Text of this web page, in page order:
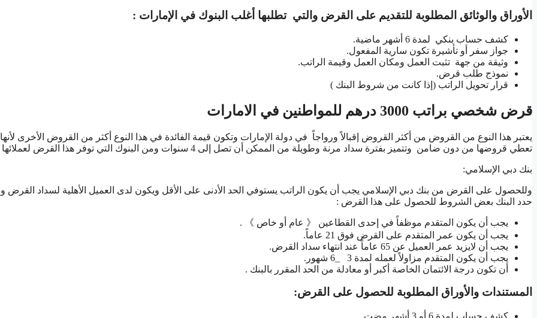
الأوراق والوثائق المطلوبة للتقديم على القرض والتي تطلبها أغلب البنوك في الإمارات :
كشف حساب بنكي لمدة 6 أشهر ماضية.
جواز سفر أو تأشيرة تكون سارية المفعول.
وثيقة من جهة تثبت العمل ومكان العمل وقيمة الراتب.
نموذج طلب قرض.
قرار تحويل الراتب (إذا كانت من شروط البنك )
قرض شخصي براتب 3000 درهم للمواطنين في الامارات
يعتبر هذا النوع من القروض من أكثر القروض إقبالاً ورواجاً في دولة الإمارات وتكون قيمة الفائدة في هذا النوع أكثر من القروض الأخرى لأنها
تعطي قروضها من دون ضامن وتتميز بفترة سداد مرنة وطويلة من الممكن أن تصل إلى 4 سنوات ومن البنوك التي توفر هذا القرض لعملائها :
بنك دبي الإسلامي:
وللحصول على القرض من بنك دبي الإسلامي يجب أن يكون الراتب يستوفي الحد الأدنى على الأقل ويكون لدى العميل الأهلية لسداد القرض
حدد البنك بعض الشروط للحصول على هذا القرض :
يجب أن يكون المتقدم موظفاً في إحدى القطاعين 《 عام أو خاص 》 .
يجب أن يكون عمر المتقدم على القرض فوق 21 عاماً.
يجب أن لايزيد عمر العميل عن 65 عاماً عند انتهاء سداد القرض.
يجب أن يكون المتقدم مزاولاً لعمله لمدة 3 _6 شهور.
أن تكون درجة الائتمان الخاصة أكبر أو معادلة من الحد المقرر بالبنك .
المستندات والأوراق المطلوبة للحصول على القرض: